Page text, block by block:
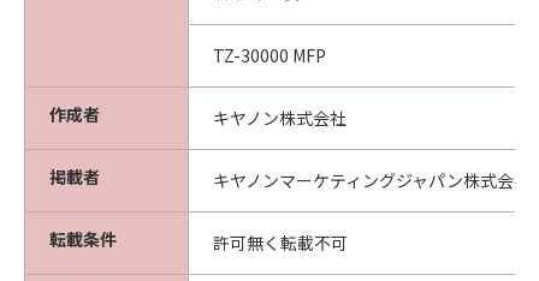
項に違反した場合、直ちに本契約を終了させる
(4) お客様は、上記(3)による本契約の終了後直
ちに、「本ソフトウエア」及びその複製物のす
準拠法
本契約は、日本国法に準拠するものとします。
U.S. GOVERNMENT RESTRICTED RIGHTS
NOTICE:
TZ-30000 MFP
作成者 キヤノン株式会社
掲載者 キヤノンマーケティングジャパン株式会社
転載条件 許可無く転載不可